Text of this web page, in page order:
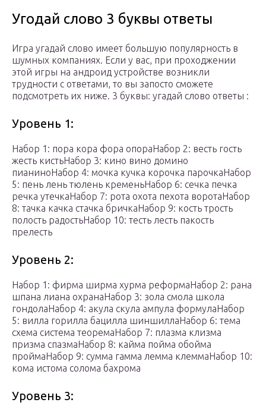
Угодай слово 3 буквы ответы
Игра угадай слово имеет большую популярность в
шумных компаниях. Если у вас, при проходжении
этой игры на андроид устройстве возникли
трудности с ответами, то вы запосто сможете
подсмотреть их ниже. 3 буквы: угадай слово ответы :
Уровень 1:
Набор 1: пора кора фора опораНабор 2: весть гость
жесть кистьНабор 3: кино вино домино
пианиноНабор 4: мочка кучка корочка парочкаНабор
5: пень лень тюлень кременьНабор 6: сечка печка
речка утечкаНабор 7: рота охота пехота воротаНабор
8: тачка качка стачка бричкаНабор 9: кость трость
полость радостьНабор 10: тесть лесть пакость
прелесть
Уровень 2:
Набор 1: фирма ширма хурма реформаНабор 2: рана
шпана лиана охранаНабор 3: зола смола школа
гондолаНабор 4: акула скула ампула формулаНабор
5: вилла горилла бацилла шиншиллаНабор 6: тема
схема система теоремаНабор 7: плазма клизма
призма спазмаНабор 8: кайма пойма обойма
проймаНабор 9: сумма гамма лемма клеммаНабор 10:
кома истома солома бахрома
Уровень 3: